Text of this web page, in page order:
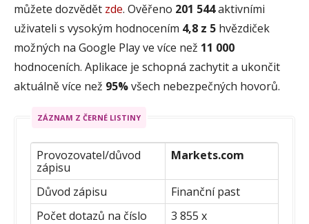
můžete dozvědět zde. Ověřeno 201 544aktivními
uživateli s vysokým hodnocením 4,8 z 5 hvězdiček
možných na Google Play ve více než 11 000
hodnoceních. Aplikace je schopná zachytit a ukončit
aktuálně více než 95%všech nebezpečných hovorů.
ZÁZNAM Z ČERNÉ LISTINY
Provozovatel/důvod
zápisu
Markets.com
Důvod zápisu
Finanční past
Počet dotazů na číslo
3 855 x